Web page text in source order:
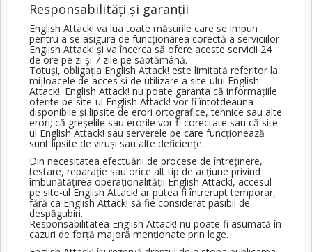
Responsabilități și garanții
English Attack! va lua toate măsurile care se impun
pentru a se asigura de funcționarea corectă a serviciilor
English Attack! și va încerca să ofere aceste servicii 24
de ore pe zi și 7 zile pe săptămână.
Totuși, obligația English Attack! este limitată referitor la
mijloacele de acces și de utilizare a site-ului English
Attack!. English Attack! nu poate garanta că informațiile
oferite pe site-ul English Attack! vor fi întotdeauna
disponibile și lipsite de erori ortografice, tehnice sau alte
erori; că greșelile sau erorile vor fi corectate sau că site-
ul English Attack! sau serverele pe care funcționează
sunt lipsite de viruși sau alte deficiențe.
Din necesitatea efectuării de procese de întreținere,
testare, reparație sau orice alt tip de acțiune privind
îmbunătățirea operaționalității English Attack!, accesul
pe site-ul English Attack! ar putea fi întrerupt temporar,
fără ca English Attack! să fie considerat pasibil de
despăgubiri.
Responsabilitatea English Attack! nu poate fi asumată în
cazuri de forță majoră menționate prin lege.